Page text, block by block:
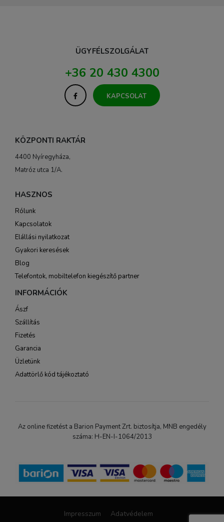
ÜGYFÉLSZOLGÁLAT
+36 20 430 4300
KAPCSOLAT
KÖZPONTI RAKTÁR
4400 Nyíregyháza,
Matróz utca 1/A.
HASZNOS
Rólunk
Kapcsolatok
Elállási nyilatkozat
Gyakori keresések
Blog
Telefontok, mobiltelefon kiegészítő partner
INFORMÁCIÓK
Ászf
Szállítás
Fizetés
Garancia
Üzletünk
Adattörlő kód tájékoztató
Az online fizetést a Barion Payment Zrt. biztosítja, MNB engedély
száma: H-EN-I-1064/2013
Impresszum Adatvédelem